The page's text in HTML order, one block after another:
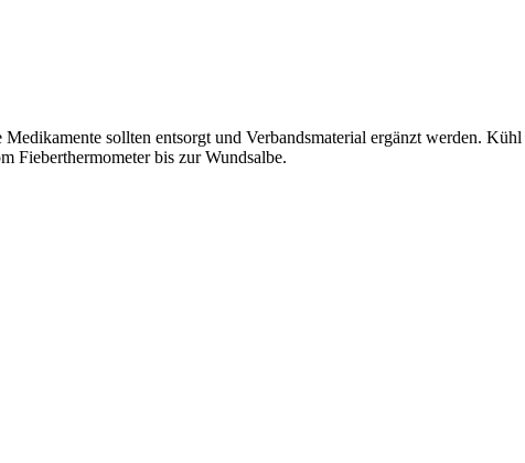
sollten entsorgt und Verbandsmaterial ergänzt werden.
Fieberthermometer bis zur Wundsalbe.